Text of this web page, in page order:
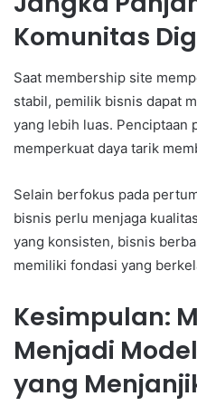
Komunitas
Saat membership site
stabil, pemilik bisnis dapat
yang lebih luas. Penciptaan
memperkuat daya tarik
Selain berfokus pada
bisnis perlu menjaga
yang konsisten, bisnis
memiliki fondasi yang
Kesimpulan:
Menjadi
yang